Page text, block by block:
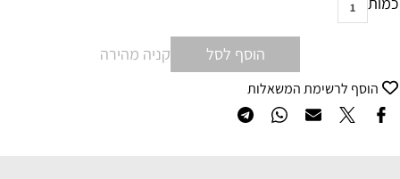
הוסף לסל קניה מהירה
הוסף לרשימת המשאלות